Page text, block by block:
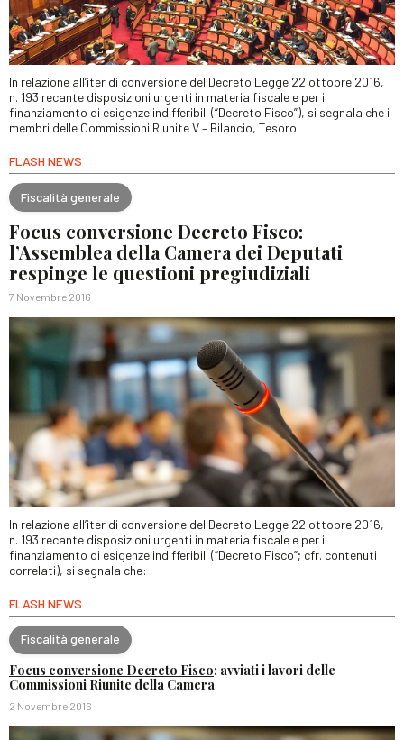
In relazione all’iter di conversione del Decreto Legge 22 ottobre 2016,
n. 193 recante disposizioni urgenti in materia fiscale e per il
finanziamento di esigenze indifferibili (“Decreto Fisco”), si segnala che i
membri delle Commissioni Riunite V – Bilancio, Tesoro
FLASH NEWS
Fiscalità generale
Focus conversione Decreto Fisco:
l’Assemblea della Camera dei Deputati
respinge le questioni pregiudiziali
7 Novembre 2016
In relazione all’iter di conversione del Decreto Legge 22 ottobre 2016,
n. 193 recante disposizioni urgenti in materia fiscale e per il
finanziamento di esigenze indifferibili (“Decreto Fisco”; cfr. contenuti
correlati), si segnala che:
FLASH NEWS
Fiscalità generale
Focus conversione Decreto Fisco: avviati i lavori delle
Commissioni Riunite della Camera
2 Novembre 2016